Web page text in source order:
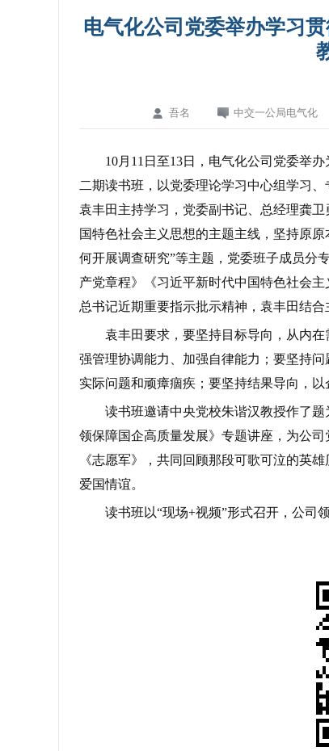
电气化公司党委举办学习
吾名 中交一公局电气化
10月11日至13日，电气化公司党委举
二期读书班，以党委理论学习中心组学习
袁丰田主持学习，党委副书记、总经理龚卫
国特色社会主义思想的主题主线，坚持原
何开展调查研究”等主题，党委班子成员分
产党章程》《习近平新时代中国特色社会
总书记近期重要指示批示精神，袁丰田结
袁丰田要求，要坚持目标导向，从内
强管理协调能力、加强自律能力；要坚持
实际问题和顽瘴痼疾；要坚持结果导向，以
读书班邀请中央党校朱谐汉教授作了
领保障国企高质量发展》专题讲座，为公
《志愿军》，共同回顾那段可歌可泣的英
爱国情谊。
读书班以“现场+视频”形式召开，公司